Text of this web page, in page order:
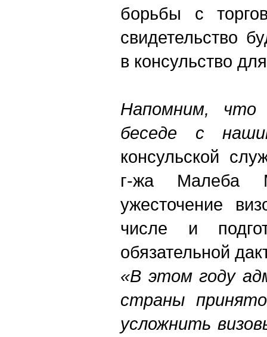
борьбы с
свидетельство
в консульство
Напомним,
беседе с
консульской
г-жа Малеба
ужесточение
числе и
обязательной
«В этом году
страны
усложнить